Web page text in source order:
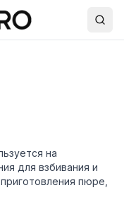
на
для взбивания и
пюре,
несъемная. 2